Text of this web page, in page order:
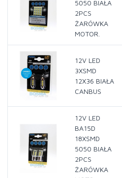
5050 BIAŁA
2PCS
ŻARÓWKA
MOTOR.
12V LED
3XSMD
12X36 BIAŁA
CANBUS
12V LED
BA15D
18XSMD
5050 BIAŁA
2PCS
ŻARÓWKA